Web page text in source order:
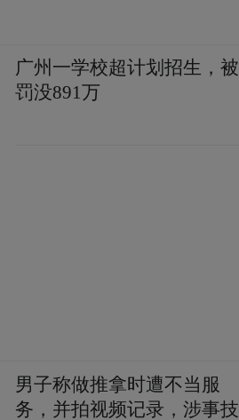
广州一学校超计划招生，被
罚没891万
男子称做推拿时遭不当服
务，并拍视频记录，涉事技